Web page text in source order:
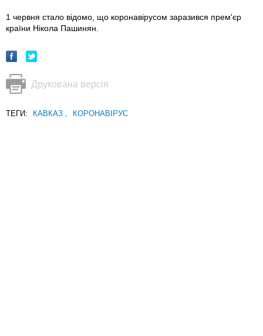
1 червня стало відомо, що коронавірусом заразився прем'єр
країни Нікола Пашинян.
Друкована версія
ТЕГИ: КАВКАЗ КОРОНАВІРУС